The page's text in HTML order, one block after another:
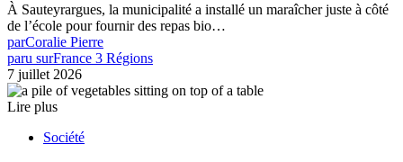
À Sauteyrargues, la municipalité a installé un maraîcher juste à côté
de l’école pour fournir des repas bio…
parCoralie Pierre
paru surFrance 3 Régions
7 juillet 2026
Lire plus
Société